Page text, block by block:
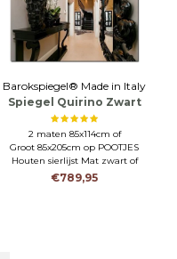
Barokspiegel® Made in Italy
Spiegel Quirino Zwart
2 maten 85x114cm of
Groot 85x205cm op POOTJES
Houten sierlijst Mat zwart of
Hoogglans zwart
€789,95